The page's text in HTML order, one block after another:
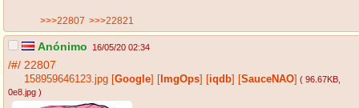
>>>22807 >>>22821
Anónimo 16/05/20 02:34
/#/ 22807
158959646123.jpg Google ImgOps iqdb SauceNAO ( 96.67KB
0e8.jpg )